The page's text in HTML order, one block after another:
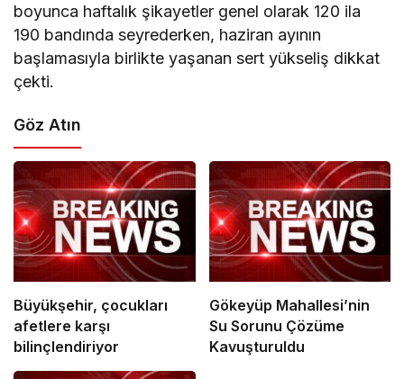
boyunca haftalık şikayetler genel olarak 120 ila
190 bandında seyrederken, haziran ayının
başlamasıyla birlikte yaşanan sert yükseliş dikkat
çekti.
Göz Atın
Büyükşehir, çocukları
afetlere karşı
bilinçlendiriyor
Gökeyüp Mahallesi’nin
Su Sorunu Çözüme
Kavuşturuldu